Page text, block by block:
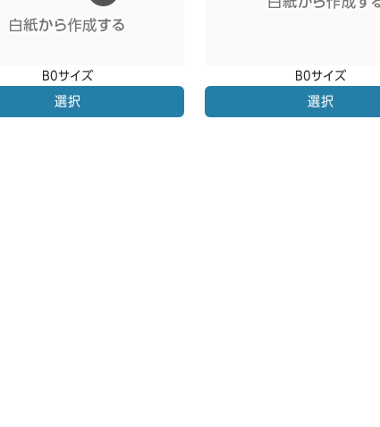
B0サイズ
選択
B0サイズ
選択